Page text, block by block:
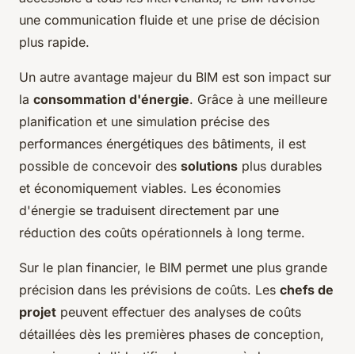
une communication fluide et une prise de décision
plus rapide.
Un autre avantage majeur du BIM est son impact sur
la consommation d'énergie. Grâce à une meilleure
planification et une simulation précise des
performances énergétiques des bâtiments, il est
possible de concevoir des solutions plus durables
et économiquement viables. Les économies
d'énergie se traduisent directement par une
réduction des coûts opérationnels à long terme.
Sur le plan financier, le BIM permet une plus grande
précision dans les prévisions de coûts. Les chefs de
projet peuvent effectuer des analyses de coûts
détaillées dès les premières phases de conception,